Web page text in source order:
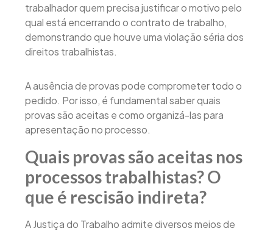
trabalhador quem precisa justificar o motivo pelo
qual está encerrando o contrato de trabalho,
demonstrando que houve uma violação séria dos
direitos trabalhistas.
A ausência de provas pode comprometer todo o
pedido. Por isso, é fundamental saber quais
provas são aceitas e como organizá-las para
apresentação no processo.
Quais provas são aceitas nos
processos trabalhistas? O
que é rescisão indireta?
A Justiça do Trabalho admite diversos meios de